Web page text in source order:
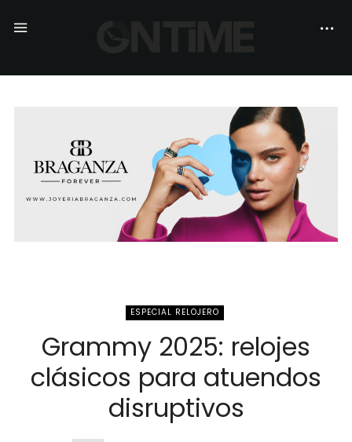
ESPECIAL RELOJERO
Grammy 2025: relojes
clásicos para atuendos
disruptivos